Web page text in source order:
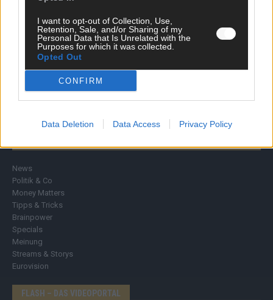
I want to opt-out of Collection, Use,
Retention, Sale, and/or Sharing of my
Personal Data that Is Unrelated with the
Purposes for which it was collected.
Opted Out
CONFIRM
Data Deletion Data Access Privacy Policy
News
Politik & Co
Money Matters
Tipps & Tricks
Brainpower
Specials
Meinung
Streams & Storys
Eurovision
FLASH – DAS VIDEOPORTAL